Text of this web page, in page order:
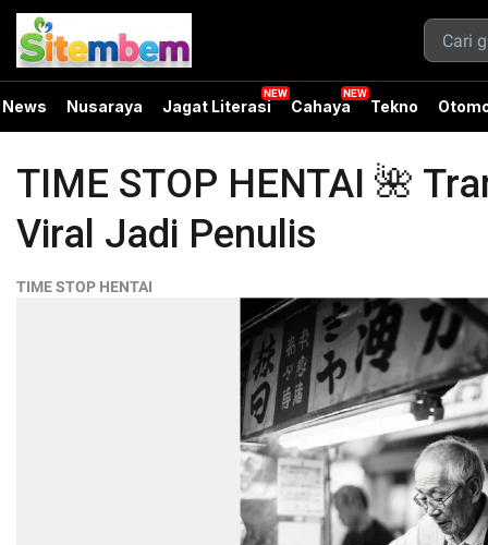
News Nusaraya Jagat Literasi Cahaya Tekno
TIME STOP HENTAI 🌺
Viral Jadi Penulis
TIME STOP HENTAI